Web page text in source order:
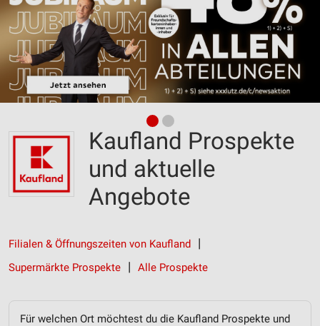
Kaufland Prospekte
und aktuelle
Angebote
Filialen & Öffnungszeiten von Kaufland
Supermärkte Prospekte
Alle Prospekte
Für welchen Ort möchtest du die Kaufland Prospekte und